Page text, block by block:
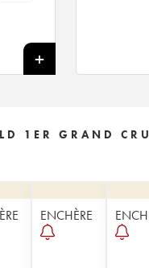
1998
1993
1968
1ER GRAND
ENCHÈRE